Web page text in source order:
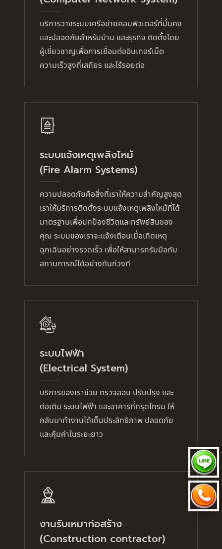
บริการวางระบบเครือข่ายคอมพิวเตอร์ที่มั่นคง
และปลอดภัยสำหรับบ้าน และธุรกิจ ติดตั้งโดย
ผู้เชี่ยวชาญเพื่อการเชื่อมต่ออินเทอร์เน็ต
ความเร็วสูงที่เสถียร และไร้รอยต่อ
ระบบแจ้งเหตุเพลิงไหม้
(Fire Alarm Systems)
ความปลอดภัยคือสิ่งที่เราให้ความสำคัญสูงสุด
เราให้บริการติดตั้งระบบแจ้งเหตุเพลิงไหม้ที่ได้
มาตรฐานเพื่อปกป้องชีวิตและทรัพย์สินของ
คุณ ระบบของเราจะแจ้งเตือนเมื่อเกิดเหตุ
ฉุกเฉินอย่างรวดเร็ว เพื่อให้สามารถรับมือกับ
สถานการณ์ได้อย่างทันท่วงที
ระบบไฟฟ้า
(Electrical System)
บริการของเราช่วย ตรวจสอบ ปรับปรุง และ
ต่อเติม ระบบไฟฟ้า และอาคารที่ทรุดโทรม ให้
กลับมาทำงานได้เต็มประสิทธิภาพ ปลอดภัย
และคุ้มค่าในระยะยาว
งานรับเหมาก่อสร้าง
(Construction contractor)